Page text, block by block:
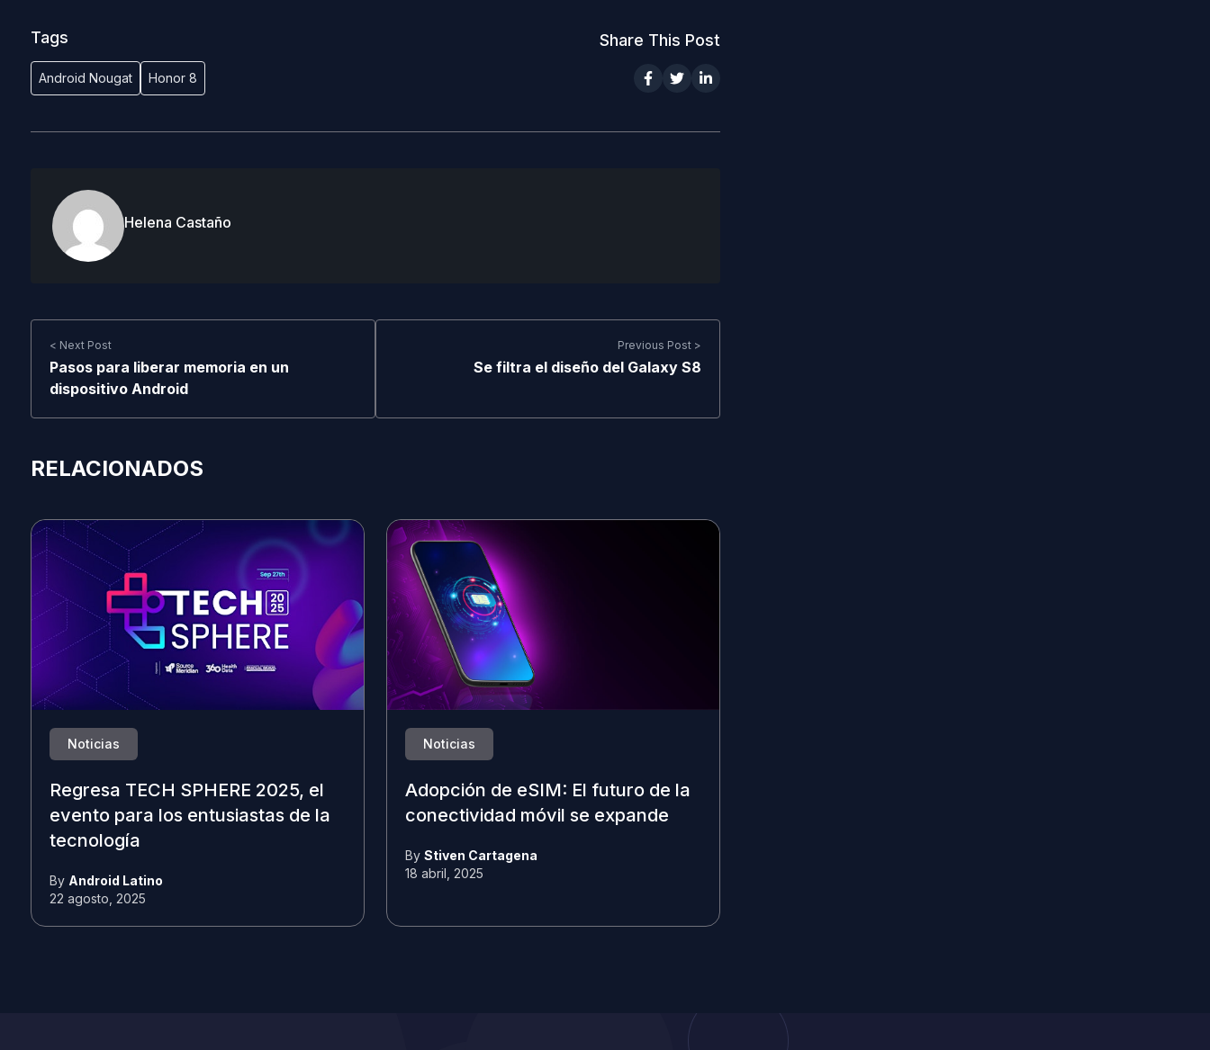
Tags
Android Nougat Honor 8
Share This Post
Helena Castaño
< Next Post
Pasos para liberar memoria en un
dispositivo Android
Previous Post >
Se filtra el diseño del Galaxy S8
RELACIONADOS
Noticias
Regresa TECH SPHERE 2025, el
evento para los entusiastas de la
tecnología
By Android Latino
22 agosto, 2025
Noticias
Adopción de eSIM: El futuro de la
conectividad móvil se expande
By Stiven Cartagena
18 abril, 2025